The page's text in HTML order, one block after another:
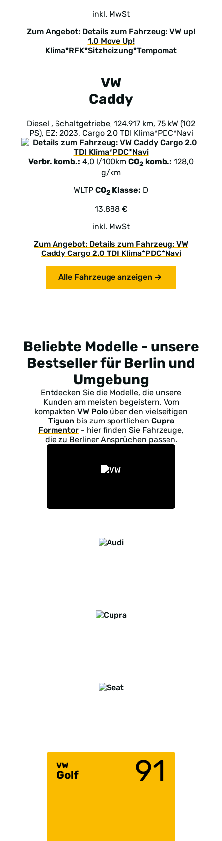
inkl. MwSt
Zum Angebot: Details zum Fahrzeug: VW up!
1.0 Move Up!
Klima*RFK*Sitzheizung*Tempomat
VW
Caddy
Diesel , Schaltgetriebe, 124.917 km, 75 kW (102
PS), EZ: 2023, Cargo 2.0 TDI Klima*PDC*Navi
Verbr. komb.: 4,0 l/100km CO2 komb.: 128,0
g/km
WLTP CO2 Klasse: D
13.888 €
inkl. MwSt
Zum Angebot: Details zum Fahrzeug: VW
Caddy Cargo 2.0 TDI Klima*PDC*Navi
Alle Fahrzeuge anzeigen
Beliebte Modelle - unsere
Bestseller für Berlin und
Umgebung
Entdecken Sie die Modelle, die unsere
Kunden am meisten begeistern. Vom
kompakten VW Polo über den vielseitigen
Tiguan bis zum sportlichen Cupra
Formentor - hier finden Sie Fahrzeuge,
die zu Berliner Ansprüchen passen.
VW
Golf 91